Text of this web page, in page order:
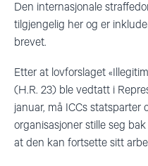
Den internasjonale
tilgjengelig her og er
brevet.
Etter at lovforslaget
(H.R. 23) ble vedtatt i
januar, må ICCs statsparter
organisasjoner stille seg
at den kan fortsette sitt